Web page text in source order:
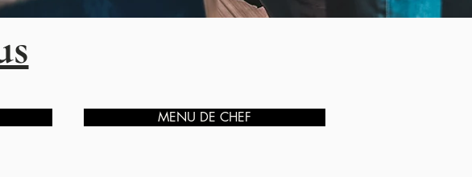
MENU DE CHEF